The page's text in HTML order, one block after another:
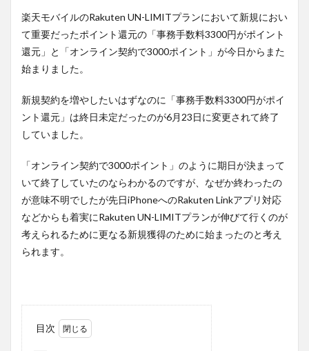
楽天モバイルのRakuten UN-LIMITプランにおいて新規におい
て重要だったポイント還元の「事務手数料3300円がポイント
還元」と「オンライン契約で3000ポイント」が今日からまた
始まりました。
新規契約を増やしたいはずなのに「事務手数料3300円がポイ
ント還元」は終日未定だったのが6月23日に変更されて終了
していました。
「オンライン契約で3000ポイント」のように期日が決まって
いて終了していたのならわかるのですが、なぜか終わったの
が意味不明でしたが先日iPhoneへのRakuten Linkアプリ対応
などからも着実にRakuten UN-LIMITプランが伸びて行くのが
考えられるために更なる新規獲得のために始まったのと考え
られます。
目次